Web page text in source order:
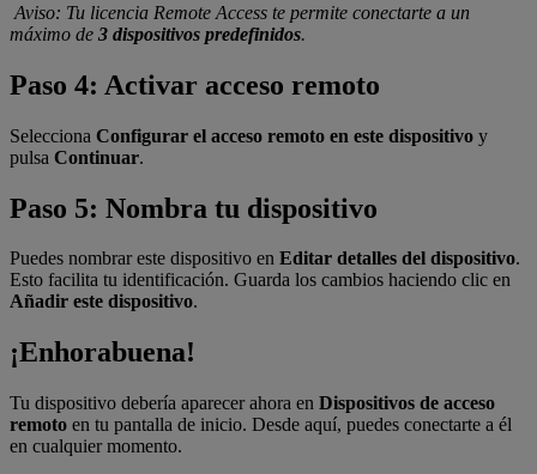
Aviso: Tu licencia Remote Access te permite conectarte a un
máximo de 3 dispositivos predefinidos.
Paso 4: Activar acceso remoto
Selecciona Configurar el acceso remoto en este dispositivo y
pulsa Continuar.
Paso 5: Nombra tu dispositivo
Puedes nombrar este dispositivo en Editar detalles del dispositivo.
Esto facilita tu identificación. Guarda los cambios haciendo clic en
Añadir este dispositivo.
¡Enhorabuena!
Tu dispositivo debería aparecer ahora en Dispositivos de acceso
remoto en tu pantalla de inicio. Desde aquí, puedes conectarte a él
en cualquier momento.